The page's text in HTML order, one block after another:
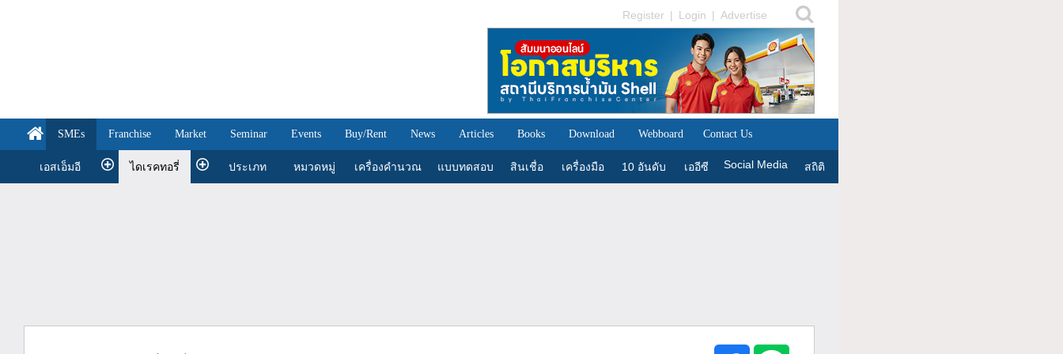
Register | Login | Advertise
SMEs Franchise Market Seminar Events Buy/Rent News Articles Books Download Webboard Contact Us
เอสเอ็มอี ไดเรคทอรี่ ประเภท หมวดหมู่ เครื่องคำนวณ แบบทดสอบ สินเชื่อ เครื่องมือ 10 อันดับ เออีซี Social Media สถิติ